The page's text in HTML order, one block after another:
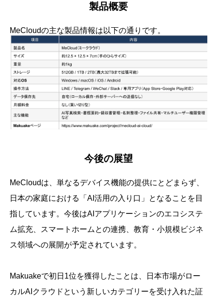
製品概要
MeCloudの主な製品情報は以下の通りです。
今後の展望
MeCloudは、単なるデバイス機能の提供にとどまらず、
日本の家庭における「AI活用の入り口」となることを目
指しています。今後はAIアプリケーションのエコシステ
ム拡充、スマートホームとの連携、教育・小規模ビジネ
ス領域への展開が予定されています。
Makuakeで初日1位を獲得したことは、日本市場がロー
カルAIクラウドという新しいカテゴリーを受け入れた証